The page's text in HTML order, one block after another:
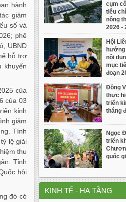
hành
giảm
số và
phê
UBND
hỗ trợ
khuyến
của
của 03
kinh
giảm
Tính
lệ giải
thu
Tỉnh
hội
đó có
cụm
tiêu
nông
2026 -
Hội
hướng
nội
mục
đoạn
Đồng
thực
triển
tháng
Ngọc
triển
quốc
KINH TẾ - HẠ TẦNG